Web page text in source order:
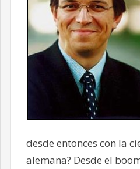
desde entonces con la
alemana? Desde el